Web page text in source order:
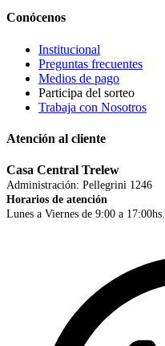
Conócenos
Institucional
Preguntas frecuentes
Medios de pago
Participa del sorteo
Trabaja con Nosotros
Atención al cliente
Casa Central Trelew
Administración: Pellegrini 1246
Horarios de atención
Lunes a Viernes de 9:00 a 17:00hs.